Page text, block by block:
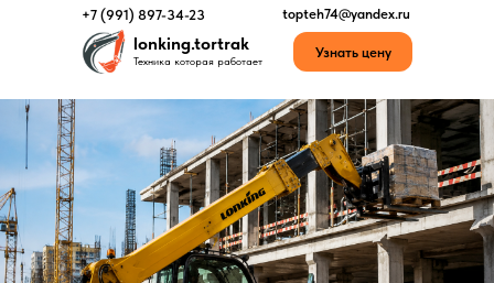
Узнать цену
Техника которая работает
lonking.tortrak
topteh74@yandex.ru
+7 (991) 897-34-23